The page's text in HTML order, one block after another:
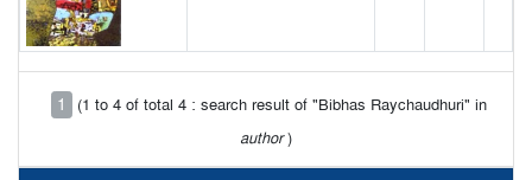
1
(1 to 4 of total 4 : search result of "Bibhas Raychaudhuri" in
author)